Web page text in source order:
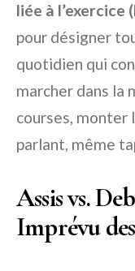
liée à l’exercice
pour désigner
quotidien qui
marcher dans la
courses, monter
parlant, même
Assis vs.
Imprévu